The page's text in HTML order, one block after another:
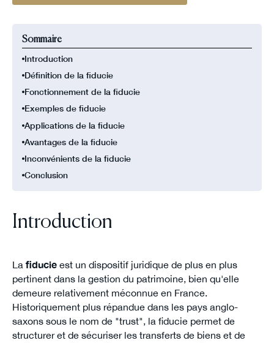
Sommaire
Introduction
Définition de la fiducie
Fonctionnement de la fiducie
Exemples de fiducie
Applications de la fiducie
Avantages de la fiducie
Inconvénients de la fiducie
Conclusion
Introduction
La fiducieest un dispositif juridique de plus en plus
pertinent dans la gestion du patrimoine, bien qu'elle
demeure relativement méconnue en France.
Historiquement plus répandue dans les pays anglo-
saxons sous le nom de "trust", la fiducie permet de
structurer et de sécuriser les transferts de biens et de